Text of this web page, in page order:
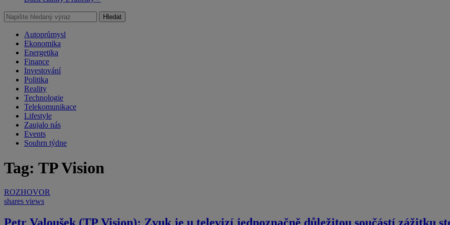
Hledat
Autoprůmysl
Ekonomika
Energetika
Finance
Investování
Politika
Reality
Technologie
Telekomunikace
Lifestyle
Zaujalo nás
Events
Souhrn týdne
Tag: TP Vision
ROZHOVOR
shares views